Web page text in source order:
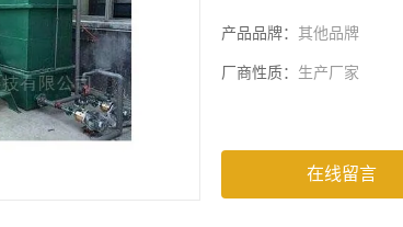
产品品牌： 其他品牌
厂商性质： 生产厂家
在线留言